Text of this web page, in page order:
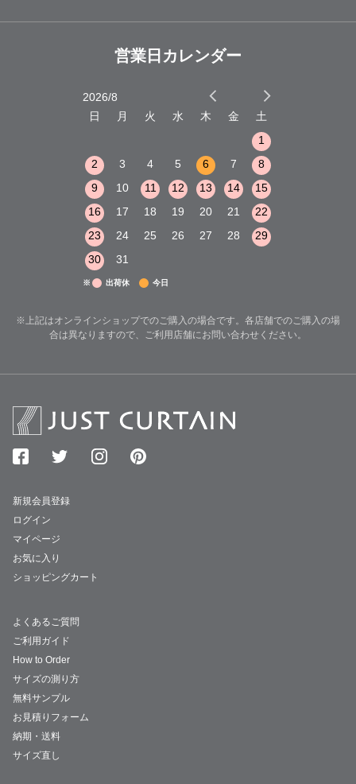
営業日カレンダー
2026/8
日
月 火 水 木 金
土
1
2
3 4 5 6 7
8
9
10 11 12 13 14
15
16
17 18 19 20 21
22
23
24 25 26 27 28
29
30
31
※ 出荷休 今日
※上記はオンラインショップでのご購入の場合です。各店舗でのご購入の場
合は異なりますので、ご利用店舗にお問い合わせください。
新規会員登録
ログイン
マイページ
お気に入り
ショッピングカート
よくあるご質問
ご利用ガイド
How to Order
サイズの測り方
無料サンプル
お見積りフォーム
納期・送料
サイズ直し